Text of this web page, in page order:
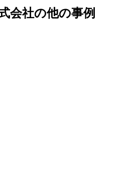
会社の他の事例